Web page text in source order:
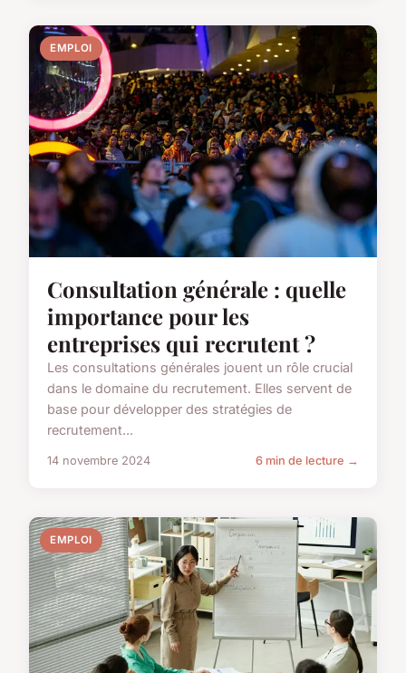
EMPLOI
Consultation générale : quelle
importance pour les
entreprises qui recrutent ?
Les consultations générales jouent un rôle crucial
dans le domaine du recrutement. Elles servent de
base pour développer des stratégies de
recrutement...
14 novembre 2024 6 min de lecture →
EMPLOI